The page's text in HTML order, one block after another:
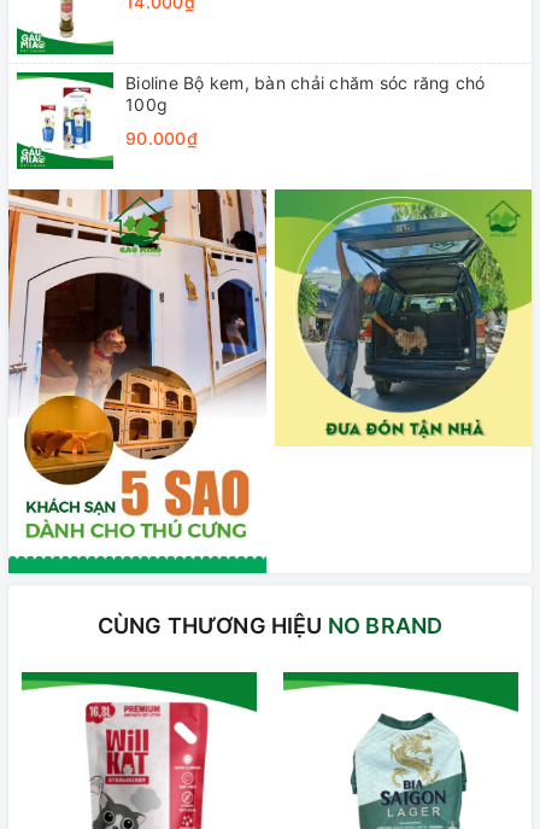
Bioline Bộ kem, bàn chải chăm sóc răng chó
100g
90.000₫
CÙNG THƯƠNG HIỆU NO BRAND